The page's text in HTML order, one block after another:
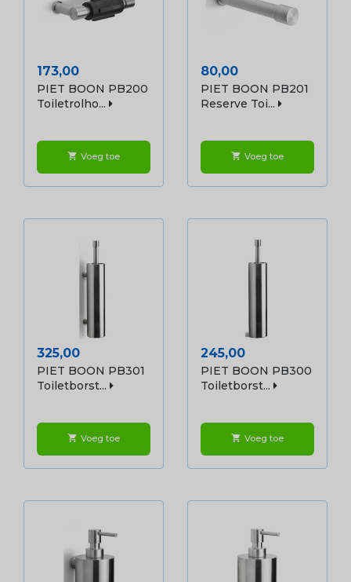
Prijs
173,00
PIET BOON PB200
Toiletrolho...
shopping_cart Voeg toe
Prijs
80,00
PIET BOON PB201
Reserve Toi...
shopping_cart Voeg toe
Prijs
325,00
PIET BOON PB301
Toiletborst...
shopping_cart Voeg toe
Prijs
245,00
PIET BOON PB300
Toiletborst...
shopping_cart Voeg toe